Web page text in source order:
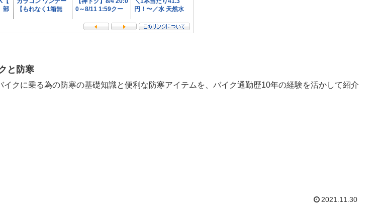
と防寒
イクに乗る為の防寒の基礎知識と便利な防寒アイテムを、バイク通勤歴10年の経験を活かして紹介
2021.11.30